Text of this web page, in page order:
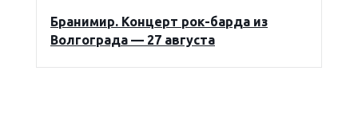
Бранимир. Концерт рок-барда из
Волгограда — 27 августа